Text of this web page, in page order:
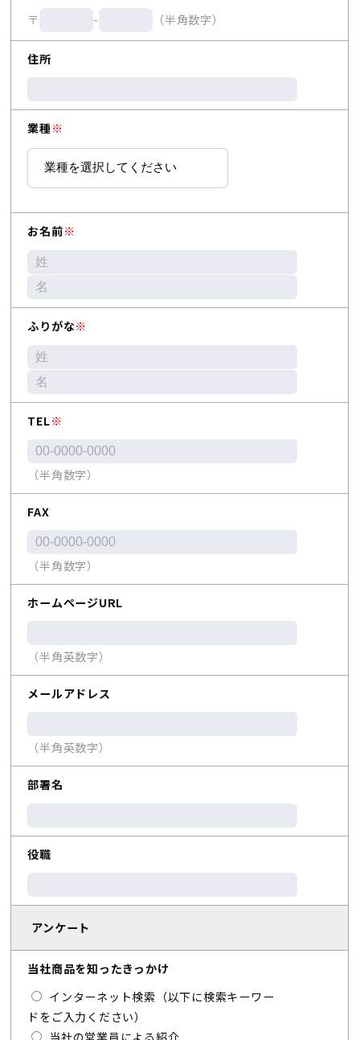
〒
- （半角数字）
住所
業種 ※
お名前※
ふりがな※
TEL※
（半角数字）
FAX
（半角数字）
ホームページURL
（半角英数字）
メールアドレス
（半角英数字）
部署名
役職
アンケート
当社商品を知ったきっかけ
インターネット検索（以下に検索キーワー
ドをご入力ください）